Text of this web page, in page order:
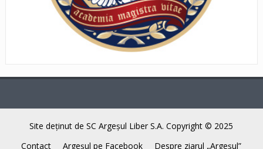
Site deţinut de SC Argeşul Liber S.A. Copyright © 2025
Contact
Argeşul pe Facebook Despre ziarul „Argeşul”